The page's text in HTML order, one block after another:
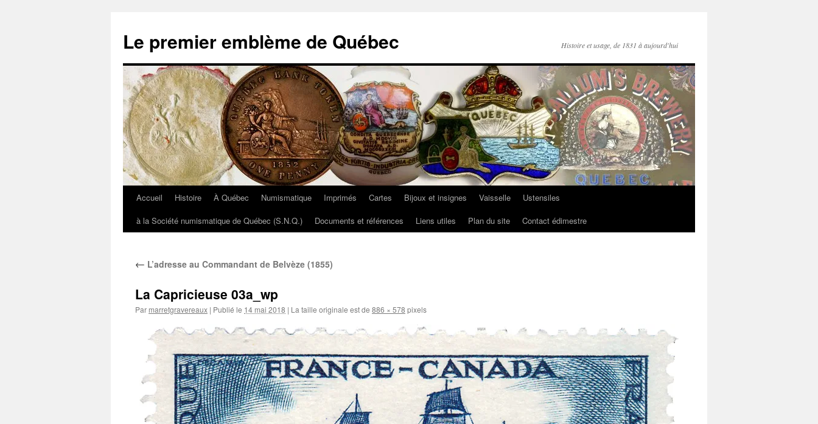
contenu
Le premier emblème de Québec Histoire et usage, de 1831 à aujourd'hui
Accueil Histoire À Québec Numismatique Imprimés Cartes Bijoux et insignes Vaisselle
Ustensiles
à la Société numismatique de Québec (S.N.Q.)
Documents et références Liens utiles Plan du site Contact édimestre
← L’adresse au Commandant de Belvèze (1855)
La Capricieuse 03a_wp
Par marretgravereaux | Publié le 14 mai 2018 | La taille originale est de 886 × 578 pixels